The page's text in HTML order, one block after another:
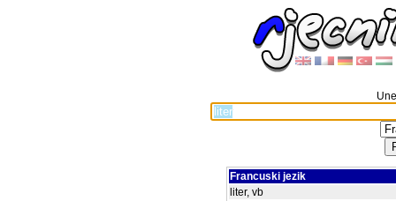
Francuski jezik
liter, vb